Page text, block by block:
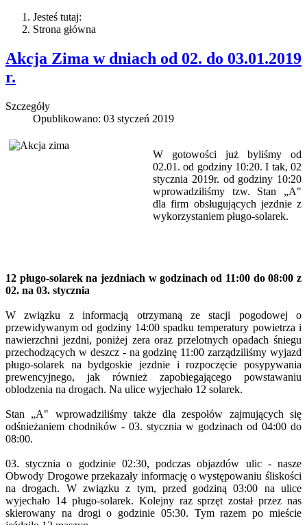
Jesteś tutaj:
Strona główna
Akcja Zima w dniach od 02. do 03.01.2019
r.
Szczegóły
Opublikowano: 03 styczeń 2019
W gotowości już byliśmy od
02.01. od godziny 10:20. I tak, 02
stycznia 2019r. od godziny 10:20
wprowadziliśmy tzw. Stan „A"
dla firm obsługujących jezdnie z
wykorzystaniem pługo-solarek.
12 pługo-solarek na jezdniach w godzinach od 11:00 do 08:00 z
02. na 03. stycznia
W związku z informacją otrzymaną ze stacji pogodowej o
przewidywanym od godziny 14:00 spadku temperatury powietrza i
nawierzchni jezdni, poniżej zera oraz przelotnych opadach śniegu
przechodzących w deszcz - na godzinę 11:00 zarządziliśmy wyjazd
pługo-solarek na bydgoskie jezdnie i rozpoczęcie posypywania
prewencyjnego, jak również zapobiegającego powstawaniu
oblodzenia na drogach. Na ulice wyjechało 12 solarek.
Stan „A" wprowadziliśmy także dla zespołów zajmujących się
odśnieżaniem chodników - 03. stycznia w godzinach od 04:00 do
08:00.
03. stycznia o godzinie 02:30, podczas objazdów ulic - nasze
Obwody Drogowe przekazały informację o występowaniu śliskości
na drogach. W związku z tym, przed godziną 03:00 na ulice
wyjechało 14 pługo-solarek. Kolejny raz sprzęt został przez nas
skierowany na drogi o godzinie 05:30. Tym razem po mieście